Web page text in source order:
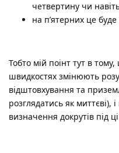
четвертину чи
на п’ятерних це
Тобто мій поінт тут в
швидкостях змінюють
відштовхування та
розглядатись як миттєві),
визначення докрутів під